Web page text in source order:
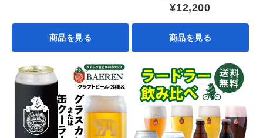
商品を見る
¥12,200
商品を見る